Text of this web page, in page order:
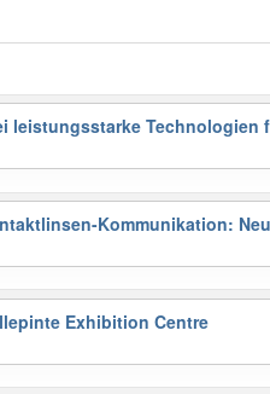
leistungsstarke Technologien
Kommunikation:
Exhibition Centre